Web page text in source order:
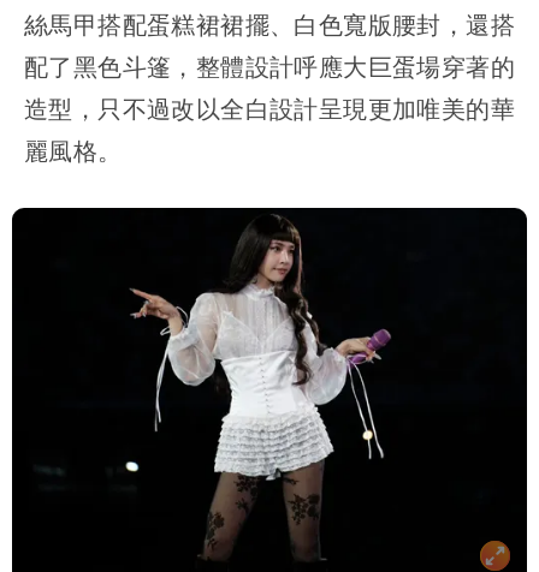
絲馬甲搭配蛋糕裙裙擺、白色寬版腰封，還搭
配了黑色斗篷，整體設計呼應大巨蛋場穿著的
造型，只不過改以全白設計呈現更加唯美的華
麗風格。